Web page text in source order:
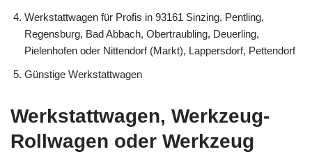
Werkstattwagen für Profis in 93161 Sinzing, Pentling,
Regensburg, Bad Abbach, Obertraubling, Deuerling,
Pielenhofen oder Nittendorf (Markt), Lappersdorf, Pettendorf
Günstige Werkstattwagen
Werkstattwagen, Werkzeug-
Rollwagen oder Werkzeug